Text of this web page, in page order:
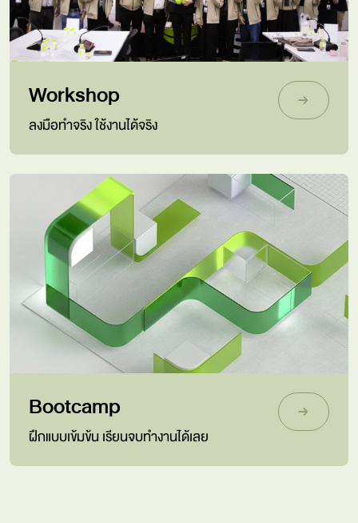
Workshop
ลงมือทำจริง ใช้งานได้จริง
Bootcamp
ฝึกแบบเข้มข้น เรียนจบทำงานได้เลย